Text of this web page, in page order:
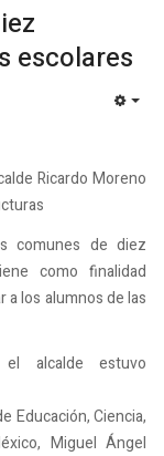
escolares
Ricardo Moreno
comunes de diez
como finalidad
a los alumnos de las
alcalde estuvo
Educación, Ciencia,
Miguel Ángel